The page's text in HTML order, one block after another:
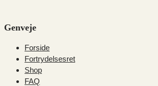
Genveje
Forside
Fortrydelsesret
Shop
FAQ